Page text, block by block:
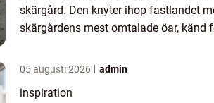
skärgård. Den knyter ihop fastlandet
skärgårdens mest omtalade öar, känd
05 augusti 2026 admin
inspiration